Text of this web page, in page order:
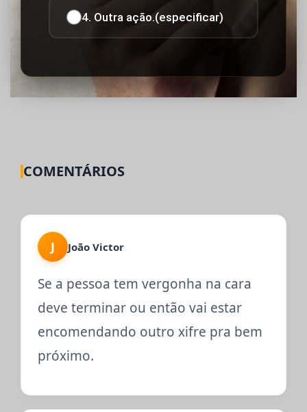
4. Outra ação.(especificar)
COMENTÁRIOS
J João Victor
Se a pessoa tem vergonha na cara
deve terminar ou então vai estar
encomendando outro xifre pra bem
próximo.